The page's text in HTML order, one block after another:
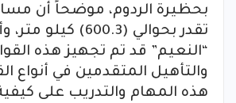
بحظيرة الردوم، موضحاً أن
تقدر بحوالي (600.3)
“النعيم” قد تم تجهيز هذه
والتأهيل المتقدمين في أنواع
هذه المهام والتدريب على